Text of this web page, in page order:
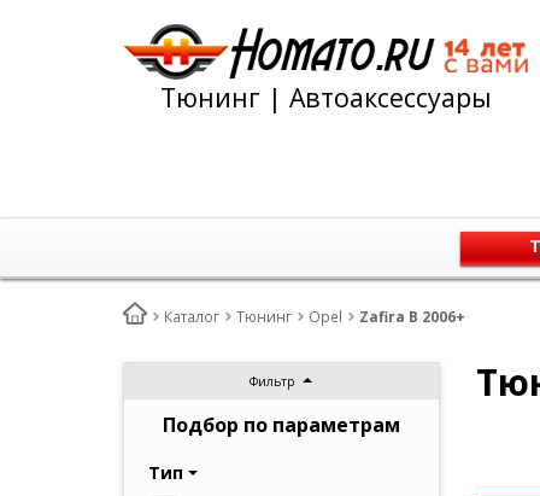
Тюнинг | Автоаксессуары
Каталог Тюнинг Opel Zafira B 2006+
Фильтр
Подбор по параметрам
Тип